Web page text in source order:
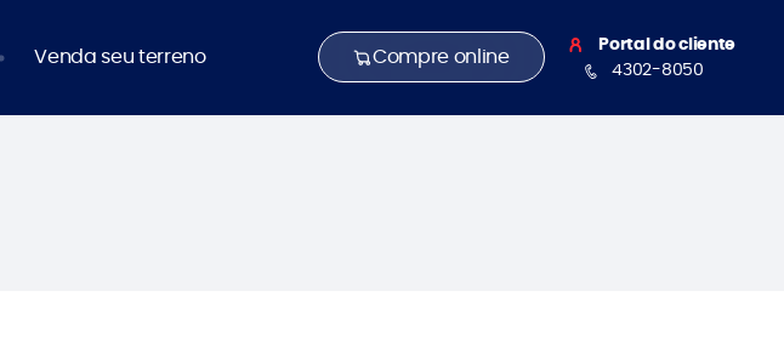
Venda seu terreno Compre online
Portal do cliente
4302-8050